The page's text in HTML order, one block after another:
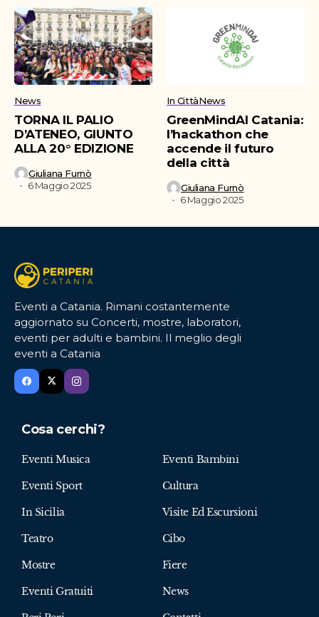
News
TORNA IL PALIO
D’ATENEO, GIUNTO
ALLA 20° EDIZIONE
Giuliana Furnò
6 Maggio 2025
In CittàNews
GreenMindAI Catania:
l’hackathon che
accende il futuro
della città
Giuliana Furnò
6 Maggio 2025
Eventi a Catania. Rimani costantemente
aggiornato su Concerti, mostre, laboratori,
eventi per adulti e bambini. Il meglio degli
eventi a Catania
Cosa cerchi?
Eventi Musica Eventi Bambini
Eventi Sport Cultura
In Sicilia Visite Ed Escursioni
Teatro Cibo
Mostre Fiere
Eventi Gratuiti News